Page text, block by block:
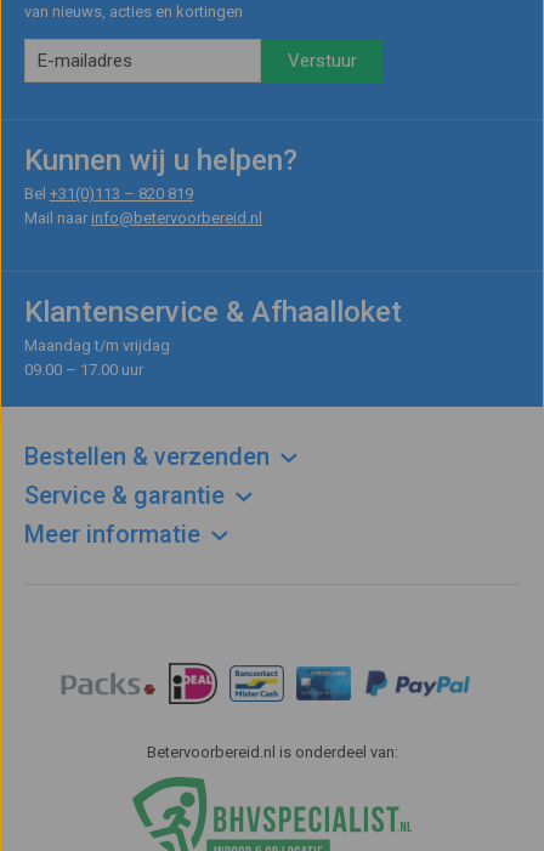
van nieuws, acties en kortingen
Kunnen wij u helpen?
Bel +31(0)113 – 820 819
Mail naar info@betervoorbereid.nl
Klantenservice & Afhaalloket
Maandag t/m vrijdag
09.00 – 17.00 uur
Bestellen & verzenden
Service & garantie
Meer informatie
Betervoorbereid.nl is onderdeel van: